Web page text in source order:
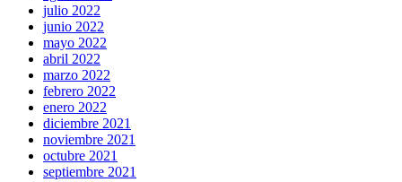
julio 2022
junio 2022
mayo 2022
abril 2022
marzo 2022
febrero 2022
enero 2022
diciembre 2021
noviembre 2021
octubre 2021
septiembre 2021